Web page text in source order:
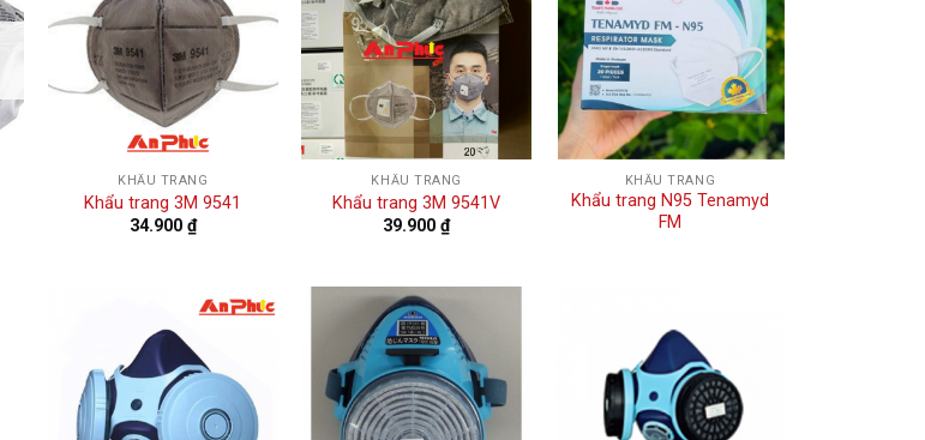
KHẨU TRANG
Khẩu trang 3M 9541
34.900 ₫
KHẨU TRANG
Khẩu trang 3M 9541V
39.900₫
KHẨU TRANG
Khẩu trang N95 Tenamyd
FM